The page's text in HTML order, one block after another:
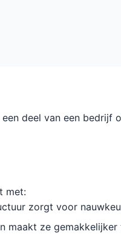
deel van een bedrijf
met:
zorgt voor
maakt ze gemakkelijker